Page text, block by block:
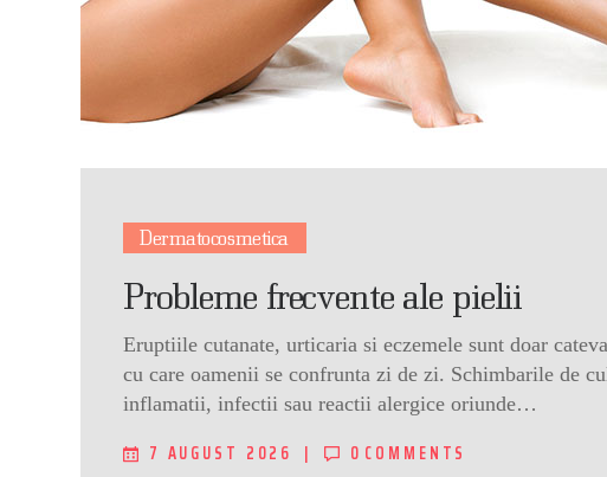
Dermatocosmetica
Probleme frecvente ale pielii
Eruptiile cutanate, urticaria si eczemele sunt doar
cu care oamenii se confrunta zi de zi. Schimbarile de
inflamatii, infectii sau reactii alergice oriunde…
7 AUGUST 2026 0 COMMENTS